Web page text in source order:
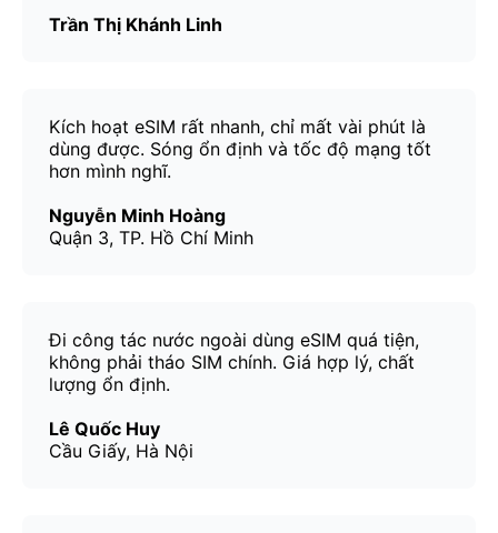
Trần Thị Khánh Linh
Kích hoạt eSIM rất nhanh, chỉ mất vài phút là
dùng được. Sóng ổn định và tốc độ mạng tốt
hơn mình nghĩ.
Nguyễn Minh Hoàng
Quận 3, TP. Hồ Chí Minh
Đi công tác nước ngoài dùng eSIM quá tiện,
không phải tháo SIM chính. Giá hợp lý, chất
lượng ổn định.
Lê Quốc Huy
Cầu Giấy, Hà Nội